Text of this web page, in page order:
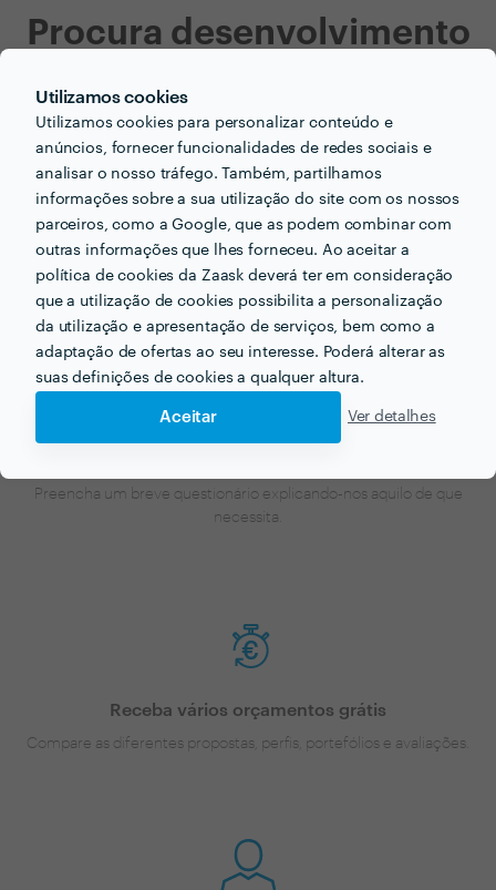
Utilizamos cookies
Utilizamos cookies para personalizar conteúdo e
anúncios, fornecer funcionalidades de redes sociais e
analisar o nosso tráfego. Também, partilhamos
informações sobre a sua utilização do site com os nossos
parceiros, como a Google, que as podem combinar com
outras informações que lhes forneceu. Ao aceitar a
política de cookies da Zaask deverá ter em consideração
que a utilização de cookies possibilita a personalização
da utilização e apresentação de serviços, bem como a
adaptação de ofertas ao seu interesse. Poderá alterar as
suas definições de cookies a qualquer altura.
Aceitar Ver detalhes
Procura desenvolvimento
para mobile para o seu
próximo projecto?
Agora que tem uma ideia dos preços vamos encontar
o profissional certo para si!
Preencha um breve questionário explicando-nos aquilo de que
necessita.
Receba vários orçamentos grátis
Compare as diferentes propostas, perfis, portefólios e avaliações.